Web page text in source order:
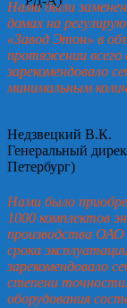
Нами были
домах на
«Завод Этон» в
протяжении всего
зарекомендовало
минимальным
Недзвецкий В.К.
Генеральный
Петербург)
Нами было
1000 комплектов
производства
срока
зарекомендовало
степени
оборудования